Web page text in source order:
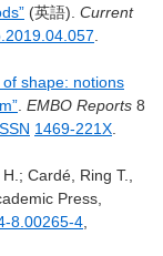
(英語). Current
.
shape: notions
. EMBO Reports 8
1469-221X.
Cardé, Ring T.,
Press,
8.00265-4,